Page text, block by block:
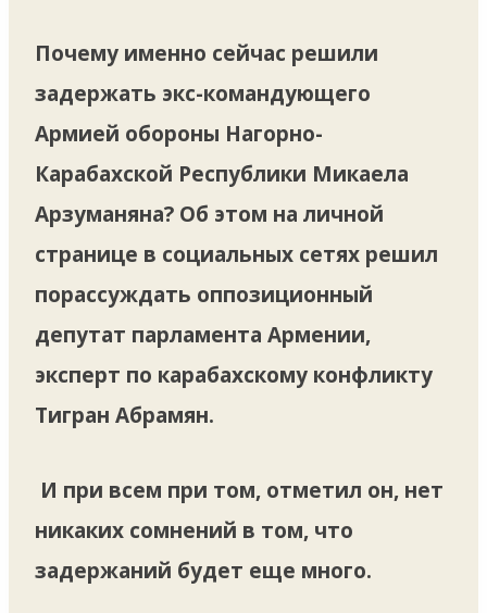
Почему именно сейчас решили
задержать экс-командующего
Армией обороны Нагорно-
Карабахской Республики Микаела
Арзуманяна? Об этом на личной
странице в социальных сетях решил
порассуждать оппозиционный
депутат парламента Армении,
эксперт по карабахскому конфликту
Тигран Абрамян.
И при всем при том, отметил он, нет
никаких сомнений в том, что
задержаний будет еще много.